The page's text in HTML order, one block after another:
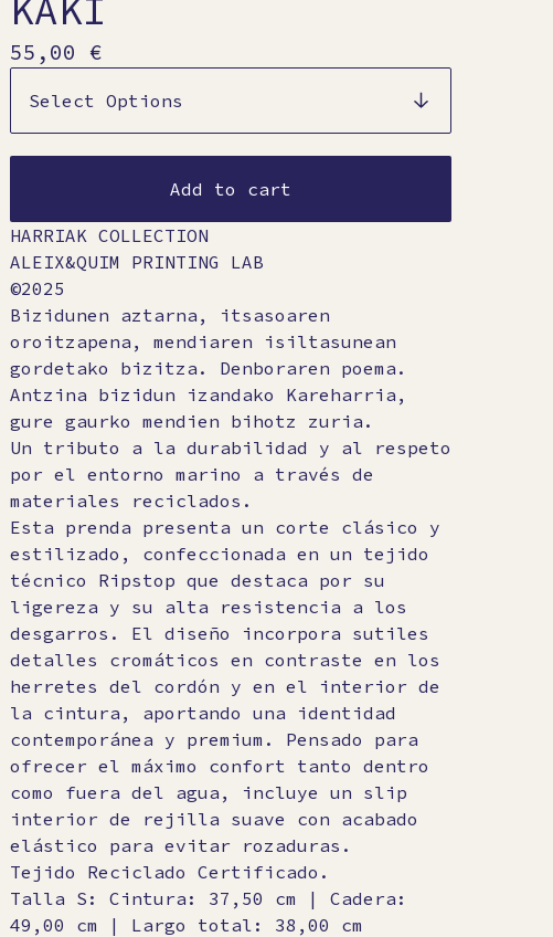
KAKI
55,00 €
Add to cart
HARRIAK COLLECTION
ALEIX&QUIM PRINTING LAB
©2025
Bizidunen aztarna, itsasoaren
oroitzapena, mendiaren isiltasunean
gordetako bizitza. Denboraren poema.
Antzina bizidun izandako Kareharria,
gure gaurko mendien bihotz zuria.
Un tributo a la durabilidad y al respeto
por el entorno marino a través de
materiales reciclados.
Esta prenda presenta un corte clásico y
estilizado, confeccionada en un tejido
técnico Ripstop que destaca por su
ligereza y su alta resistencia a los
desgarros. El diseño incorpora sutiles
detalles cromáticos en contraste en los
herretes del cordón y en el interior de
la cintura, aportando una identidad
contemporánea y premium. Pensado para
ofrecer el máximo confort tanto dentro
como fuera del agua, incluye un slip
interior de rejilla suave con acabado
elástico para evitar rozaduras.
Tejido Reciclado Certificado.
Talla S: Cintura: 37,50 cm | Cadera:
49,00 cm | Largo total: 38,00 cm